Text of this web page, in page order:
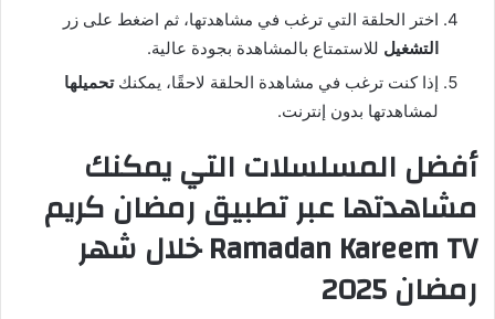
اختر الحلقة التي ترغب في مشاهدتها، ثم اضغط على زر
التشغيل للاستمتاع بالمشاهدة بجودة عالية.
إذا كنت ترغب في مشاهدة الحلقة لاحقًا، يمكنكتحميلها
لمشاهدتها بدون إنترنت.
أفضل المسلسلات التي يمكنك
مشاهدتها عبر تطبيق رمضان كريم
Ramadan Kareem TV خلال شهر
رمضان 2025